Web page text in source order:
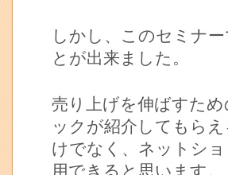
しかし、このセミナ
とが出来ました。
売り上げを伸ばすた
ックが紹介してもら
けでなく、ネットシ
用できると思います。